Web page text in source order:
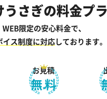
うさぎの料金プ
WEB限定の安心料金で、
イス制度に対応しております。
お見積
無料